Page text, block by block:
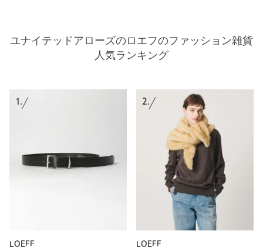
ユナイテッドアローズのロエフのファッション雑貨
人気ランキング
1.
LOEFF
2.
LOEFF